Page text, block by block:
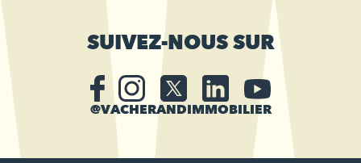
SUIVEZ-NOUS SUR
@VACHERANDIMMOBILIER